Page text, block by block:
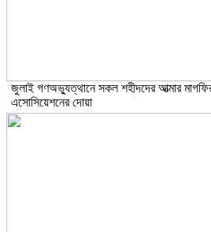
জুলাই গণঅভ্যুত্থানে সকল শহীদদের আত্মার
এসোসিয়েশনের দোয়া